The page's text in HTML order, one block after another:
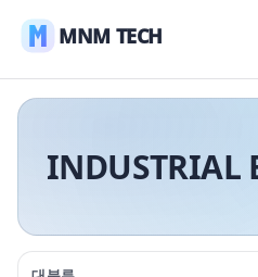
MNM TECH
INDUSTRIAL